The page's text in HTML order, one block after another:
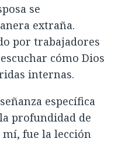
se
extraña.
por trabajadores
cómo Dios
internas.
específica
profundidad de
mí, fue la lección